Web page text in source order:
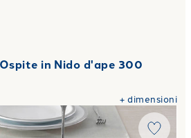
in Nido d'ape 300
+dimensioni
Moderno in Saia di Cotone Azzurro